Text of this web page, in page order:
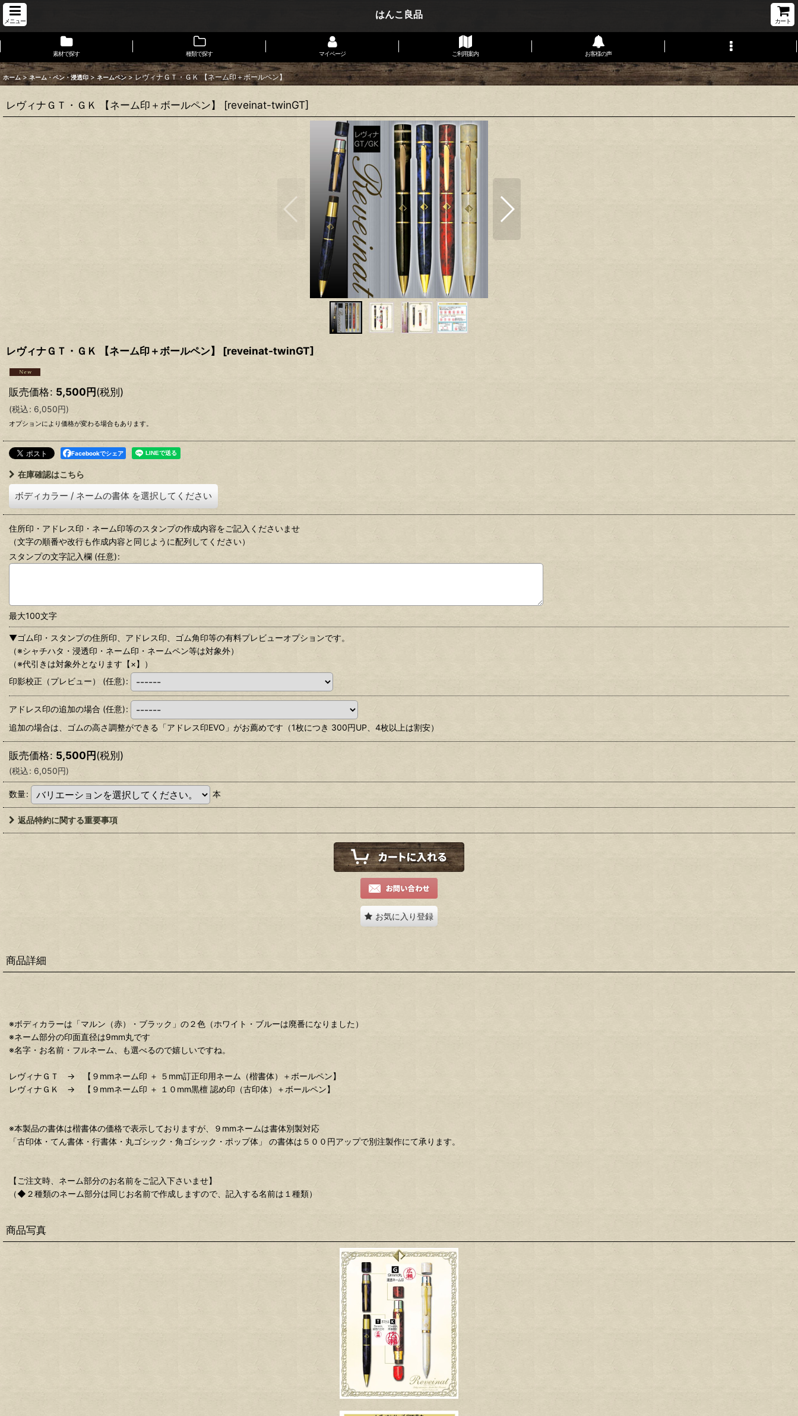
メニュー
はんこ良品
カート
素材で探す 種類で探す マイページ ご利用案内 お客様の声
ホーム > ネーム・ペン・浸透印 > ネームペン > レヴィナＧＴ・ＧＫ 【ネーム印＋ボールペン】
レヴィナＧＴ・ＧＫ 【ネーム印＋ボールペン】 [reveinat-twinGT]
レヴィナＧＴ・ＧＫ 【ネーム印＋ボールペン】 [reveinat-twinGT]
販売価格: 5,500円(税別)
(税込: 6,050円)
オプションにより価格が変わる場合もあります。
Facebookでシェア
在庫確認はこちら
ボディカラー / ネームの書体 を選択してください
住所印・アドレス印・ネーム印等のスタンプの作成内容をご記入くださいませ
（文字の順番や改行も作成内容と同じように配列してください）
スタンプの文字記入欄 (任意):
最大100文字
▼ゴム印・スタンプの住所印、アドレス印、ゴム角印等の有料プレビューオプションです。
（※シャチハタ・浸透印・ネーム印・ネームペン等は対象外）
（※代引きは対象外となります【×】）
印影校正（プレビュー） (任意):
アドレス印の追加の場合 (任意):
追加の場合は、ゴムの高さ調整ができる「アドレス印EVO」がお薦めです（1枚につき 300円UP、4枚以上は割安）
販売価格: 5,500円(税別)
(税込: 6,050円)
数量: 本
返品特約に関する重要事項
お気に入り登録
商品詳細
※ボディカラーは「マルン（赤）・ブラック」の２色（ホワイト・ブルーは廃番になりました）
※ネーム部分の印面直径は9mm丸です
※名字・お名前・フルネーム、も選べるので嬉しいですね。
レヴィナＧＴ → 【９mmネーム印 ＋ ５mm訂正印用ネーム（楷書体）＋ボールペン】
レヴィナＧＫ → 【９mmネーム印 ＋ １０mm黒檀 認め印（古印体）＋ボールペン】
※本製品の書体は楷書体の価格で表示しておりますが、９mmネームは書体別製対応
「古印体・てん書体・行書体・丸ゴシック・角ゴシック・ポップ体」 の書体は５００円アップで別注製作にて承ります。
【ご注文時、ネーム部分のお名前をご記入下さいませ】
（◆２種類のネーム部分は同じお名前で作成しますので、記入する名前は１種類）
商品写真